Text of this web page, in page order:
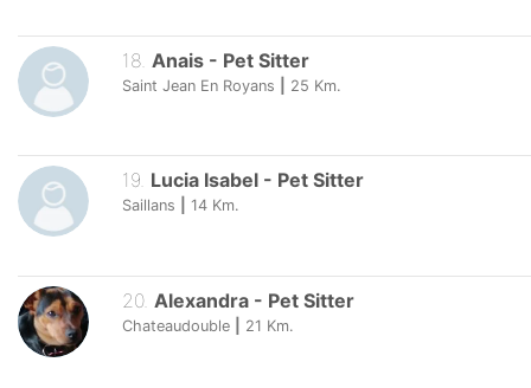
18. Anais - Pet Sitter
Saint Jean En Royans 25 Km.
19. Lucia Isabel - Pet Sitter
Saillans 14 Km.
20. Alexandra - Pet Sitter
Chateaudouble 21 Km.